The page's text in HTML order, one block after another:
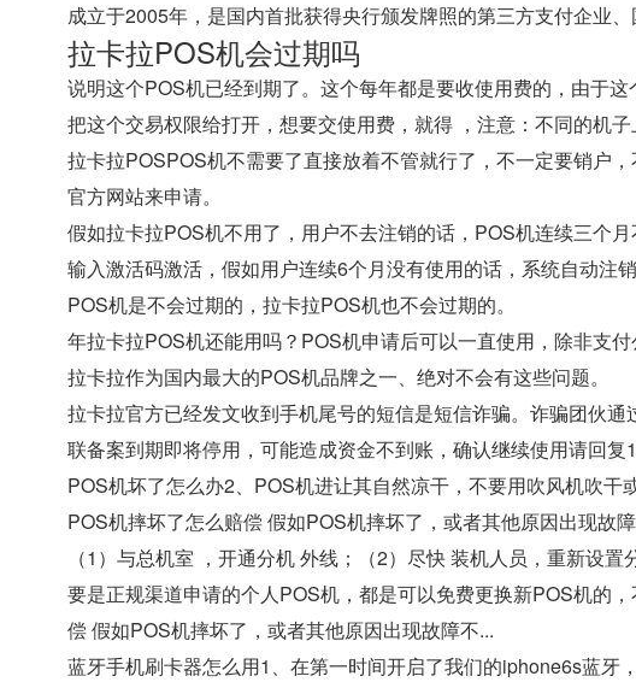
成立于2005年，是国内首批获得央行颁发牌照的第三方支付企业、
拉卡拉POS机会过期吗
说明这个POS机已经到期了。这个每年都是要收使用费的，由于
把这个交易权限给打开，想要交使用费，就得 ，注意：不同的机子
拉卡拉POSPOS机不需要了直接放着不管就行了，不一定要销户
官方网站来申请。
假如拉卡拉POS机不用了，用户不去注销的话，POS机连续三个
输入激活码激活，假如用户连续6个月没有使用的话，系统自动注销
POS机是不会过期的，拉卡拉POS机也不会过期的。
年拉卡拉POS机还能用吗？POS机申请后可以一直使用，除非支
拉卡拉作为国内最大的POS机品牌之一、绝对不会有这些问题。
拉卡拉官方已经发文收到手机尾号的短信是短信诈骗。诈骗团伙
联备案到期即将停用，可能造成资金不到账，确认继续使用请回复
POS机坏了怎么办2、POS机进让其自然凉干，不要用吹风机吹干
POS机摔坏了怎么赔偿 假如POS机摔坏了，或者其他原因出现故
（1）与总机室 ，开通分机 外线；（2）尽快 装机人员，重新设
要是正规渠道申请的个人POS机，都是可以免费更换新POS机的
偿 假如POS机摔坏了，或者其他原因出现故障不...
蓝牙手机刷卡器怎么用1、在第一时间开启了我们的iphone6s蓝牙